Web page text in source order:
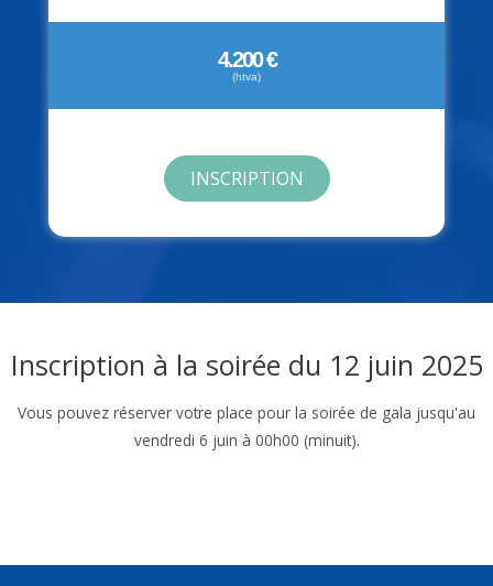
4.200 €
(htva)
INSCRIPTION
Inscription à la soirée du 12 juin 2025
Vous pouvez réserver votre place pour la soirée de gala jusqu'au
vendredi 6 juin à 00h00 (minuit).